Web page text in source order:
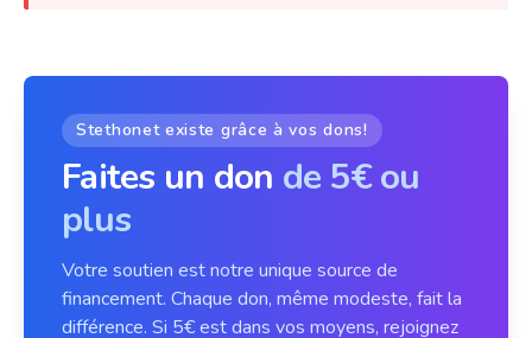
Stethonet existe grâce à vos dons!
Faites un don de 5€ ou
plus
Votre soutien est notre unique source de
financement. Chaque don, même modeste, fait la
différence. Si 5€ est dans vos moyens, rejoignez